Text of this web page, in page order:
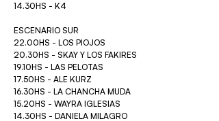
14.30HS - K4
ESCENARIO SUR
22.00HS - LOS PIOJOS
20.30HS - SKAY Y LOS FAKIRES
19.10HS - LAS PELOTAS
17.50HS - ALE KURZ
16.30HS - LA CHANCHA MUDA
15.20HS - WAYRA IGLESIAS
14.30HS - DANIELA MILAGRO